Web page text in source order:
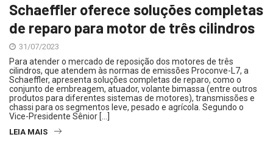
Schaeffler oferece soluções completas
de reparo para motor de três cilindros
31/07/2023
Para atender o mercado de reposição dos motores de três
cilindros, que atendem às normas de emissões Proconve-L7, a
Schaeffler, apresenta soluções completas de reparo, como o
conjunto de embreagem, atuador, volante bimassa (entre outros
produtos para diferentes sistemas de motores), transmissões e
chassi para os segmentos leve, pesado e agrícola. Segundo o
Vice-Presidente Sênior […]
LEIA MAIS